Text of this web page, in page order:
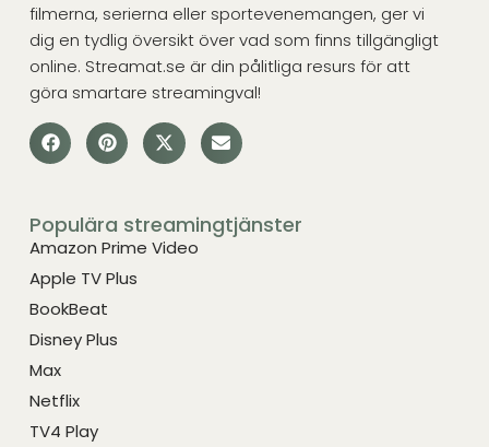
filmerna, serierna eller sportevenemangen, ger vi
dig en tydlig översikt över vad som finns tillgängligt
online. Streamat.se är din pålitliga resurs för att
göra smartare streamingval!
Populära streamingtjänster
Amazon Prime Video
Apple TV Plus
BookBeat
Disney Plus
Max
Netflix
TV4 Play